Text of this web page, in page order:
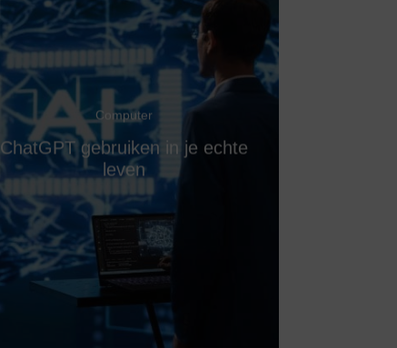
Computer
ChatGPT gebruiken in je echte
leven